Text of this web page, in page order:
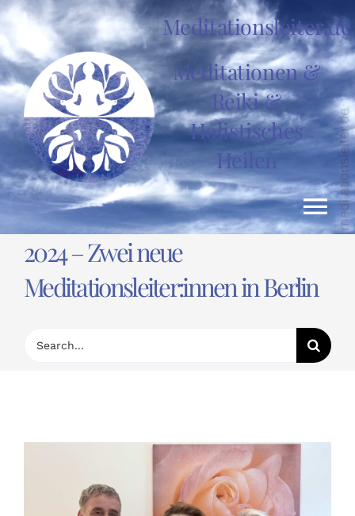
Zum
Inhalt
springen
Meditationsleiter.de
Meditationen &
Reiki &
Holistisches
Heilen
2024 – Zwei neue
Meditationsleiter:innen in Berlin